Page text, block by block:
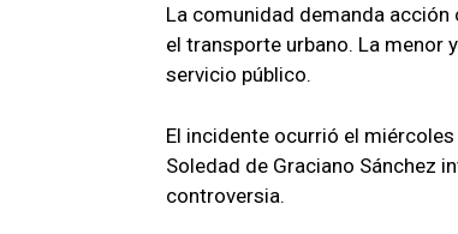
La comunidad demanda
el transporte urbano. La menor
servicio público.
El incidente ocurrió el
Soledad de Graciano Sánchez
controversia.